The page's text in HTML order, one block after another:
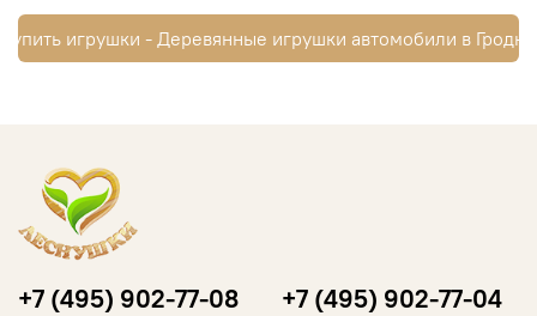
Купить игрушки - Деревянные игрушки автомобили в Гродно
+7 (495) 902-77-08 +7 (495) 902-77-04